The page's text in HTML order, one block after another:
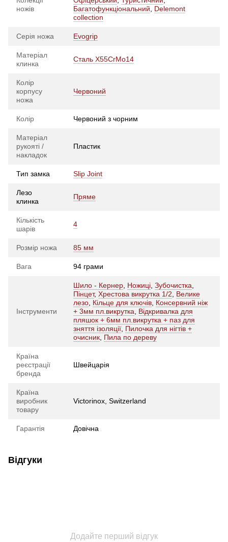
ножів
Багатофункціональний
Delemont
collection
Серія ножа Evogrip
Матеріал
клинка
Сталь X55CrMo14
Колір
корпусу
ножа
Червоний
Колір Червоний з чорним
Матеріал
рукояті /
накладок
Пластик
Тип замка Slip Joint
Лезо
клинка
Пряме
Кількість
шарів
4
Розмір ножа 85 мм
Вага 94 грами
Інструменти
Шило - Кернер Ножиці Зубочистка
Пінцет, Хрестова викрутка 1/2
Велике
лезо Кільце для ключів Консервний ніж
+ 3мм пл.викрутка
Відкривалка для
пляшок + 6мм пл.викрутка + паз для
зняття ізоляції Пилочка для нігтів +
очисник Пила по дереву
Країна
реєстрації
бренда
Швейцарія
Країна
виробник
товару
Victorinox, Switzerland
Гарантія Довічна
Відгуки
Додайте перший відгук